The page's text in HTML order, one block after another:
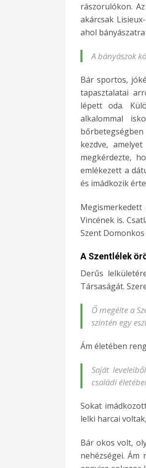
rászorulókon.
akárcsak
ahol
A bányászok
Bár sportos,
tapasztalatai
lépett oda.
alkalommal
kezdve,
megkérdezte,
emlékezett a
és imádkozik
Vincének is.
Szent
A Szentlélek
Derűs
Társaságát.
Ő megélte a
szintén egy
Ám életében
Saját
családi
Sokat
lelki harcai
Bár okos volt,
nehézségei. Ám